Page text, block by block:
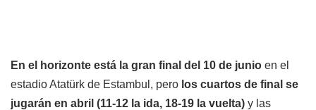
En el horizonte está la gran final del 10 de junio en el
estadio Atatürk de Estambul, pero los cuartos de final se
jugarán en abril (11-12 la ida, 18-19 la vuelta) y las